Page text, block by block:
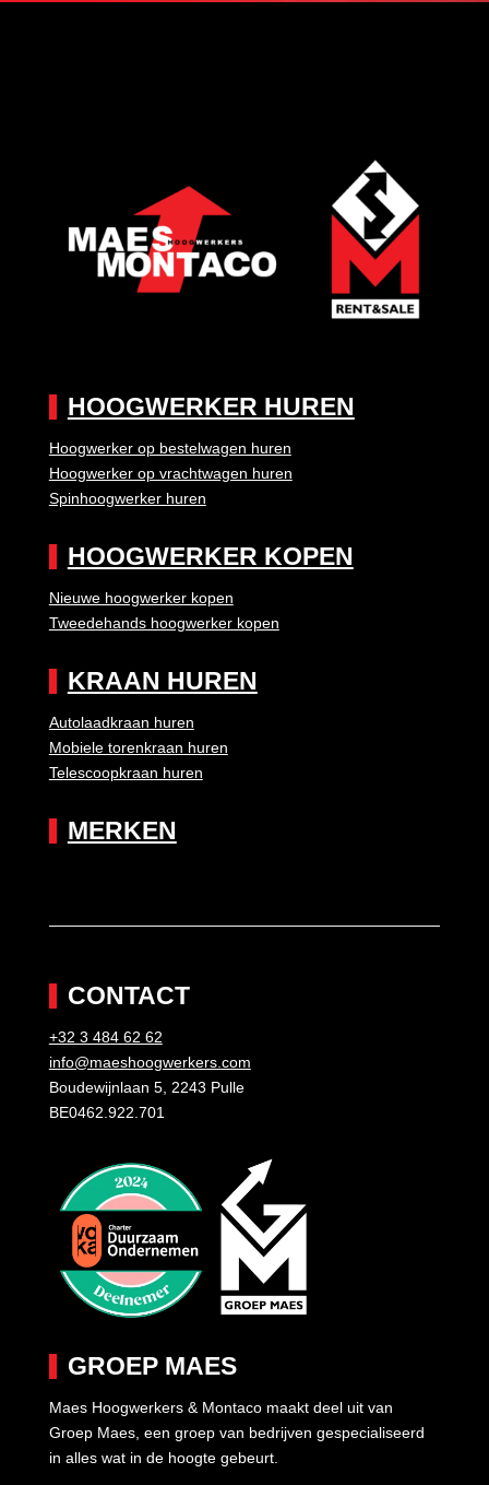
HOOGWERKER HUREN
Hoogwerker op bestelwagen huren
Hoogwerker op vrachtwagen huren
Spinhoogwerker huren
HOOGWERKER KOPEN
Nieuwe hoogwerker kopen
Tweedehands hoogwerker kopen
KRAAN HUREN
Autolaadkraan huren
Mobiele torenkraan huren
Telescoopkraan huren
MERKEN
CONTACT
+32 3 484 62 62
info@maeshoogwerkers.com
Boudewijnlaan 5, 2243 Pulle
BE0462.922.701
GROEP MAES
Maes Hoogwerkers & Montaco maakt deel uit van
Groep Maes, een groep van bedrijven gespecialiseerd
in alles wat in de hoogte gebeurt.